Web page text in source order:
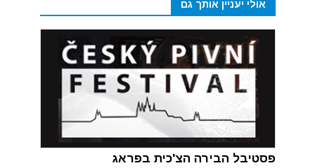
אולי יעניין אותך גם
פסטיבל הבירה הצ'כית בפראג